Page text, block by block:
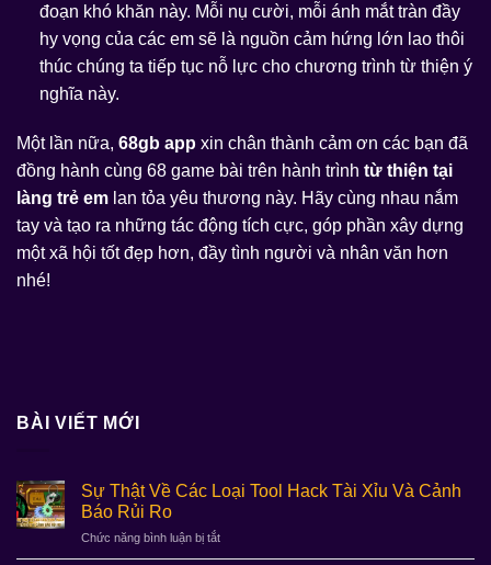
đoạn khó khăn này. Mỗi nụ cười, mỗi ánh mắt tràn đầy
hy vọng của các em sẽ là nguồn cảm hứng lớn lao thôi
thúc chúng ta tiếp tục nỗ lực cho chương trình từ thiện ý
nghĩa này.
Một lần nữa, 68gb app xin chân thành cảm ơn các bạn đã
đồng hành cùng 68 game bài trên hành trình từ thiện tại
làng trẻ em lan tỏa yêu thương này. Hãy cùng nhau nắm
tay và tạo ra những tác động tích cực, góp phần xây dựng
một xã hội tốt đẹp hơn, đầy tình người và nhân văn hơn
nhé!
BÀI VIẾT MỚI
Sự Thật Về Các Loại Tool Hack Tài Xỉu Và Cảnh
Báo Rủi Ro
Chức năng bình luận bị tắtở